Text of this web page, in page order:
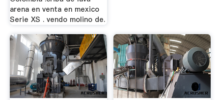
arena en venta en mexico
Serie XS . vendo molino de.